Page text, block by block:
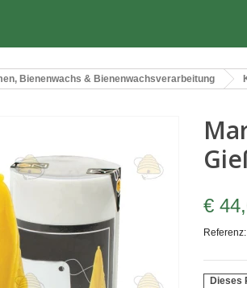
Bienenwachs & Bienenwachsverarbeitung
€
Referenz:
Dieses